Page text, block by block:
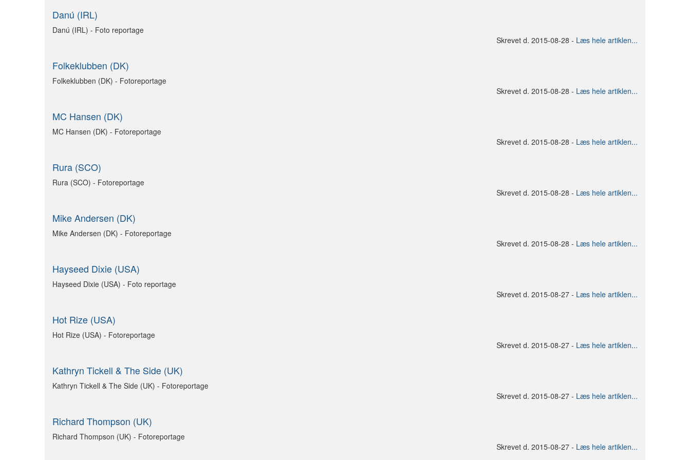
Danú (IRL)
Danú (IRL) - Foto reportage
Skrevet d. 2015-08-28 - Læs hele artiklen...
Folkeklubben (DK)
Folkeklubben (DK) - Fotoreportage
Skrevet d. 2015-08-28 - Læs hele artiklen...
MC Hansen (DK)
MC Hansen (DK) - Fotoreportage
Skrevet d. 2015-08-28 - Læs hele artiklen...
Rura (SCO)
Rura (SCO) - Fotoreportage
Skrevet d. 2015-08-28 - Læs hele artiklen...
Mike Andersen (DK)
Mike Andersen (DK) - Fotoreportage
Skrevet d. 2015-08-28 - Læs hele artiklen...
Hayseed Dixie (USA)
Hayseed Dixie (USA) - Foto reportage
Skrevet d. 2015-08-27 - Læs hele artiklen...
Hot Rize (USA)
Hot Rize (USA) - Fotoreportage
Skrevet d. 2015-08-27 - Læs hele artiklen...
Kathryn Tickell & The Side (UK)
Kathryn Tickell & The Side (UK) - Fotoreportage
Skrevet d. 2015-08-27 - Læs hele artiklen...
Richard Thompson (UK)
Richard Thompson (UK) - Fotoreportage
Skrevet d. 2015-08-27 - Læs hele artiklen...